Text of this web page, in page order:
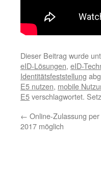
Dieser Beitrag wurde
eID-Lösungen, eID-
Identitätsfeststellung
E5 nutzen, mobile
E5verschlagwortet.
← Online-Zulassung
2017 möglich